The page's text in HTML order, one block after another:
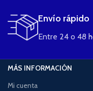
Envío rápido
Entre 24 o 48
MÁS INFORMACIÓN
Mi cuenta